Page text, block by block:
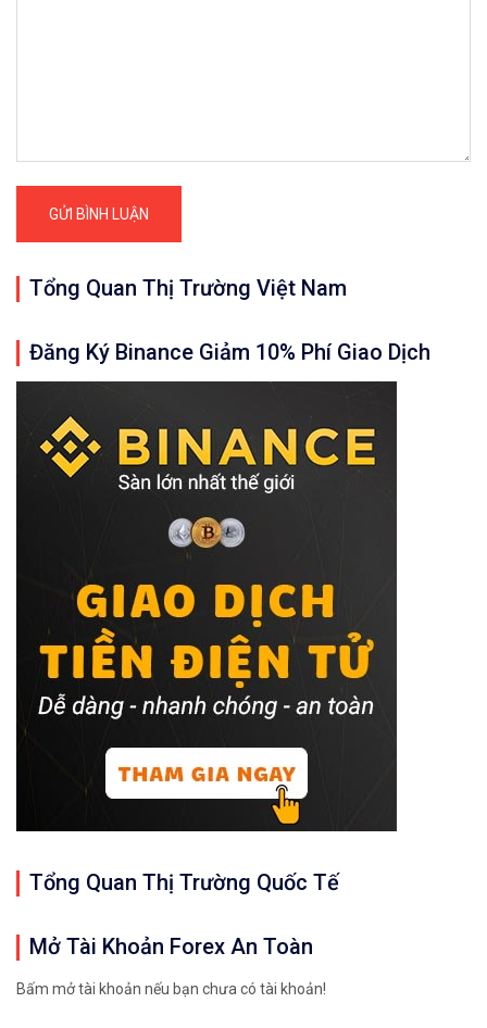
Tổng Quan Thị Trường Việt Nam
Đăng Ký Binance Giảm 10% Phí Giao Dịch
Tổng Quan Thị Trường Quốc Tế
Mở Tài Khoản Forex An Toàn
Bấm mở tài khoản nếu bạn chưa có tài khoản!